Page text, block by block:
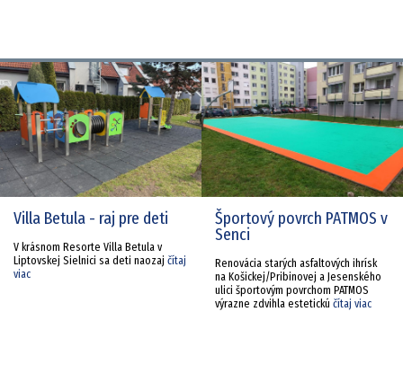
Villa Betula - raj pre deti
V krásnom Resorte Villa Betula v
Liptovskej Sielnici sa deti naozaj čítaj
viac
Športový povrch PATMOS v
Senci
Renovácia starých asfaltových ihrísk
na Košickej/Pribinovej a Jesenského
ulici športovým povrchom PATMOS
výrazne zdvihla estetickú čítaj viac